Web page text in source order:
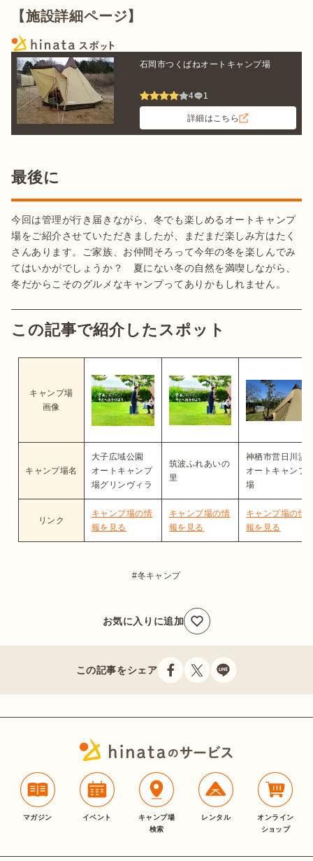
【施設詳細ページ】
石岡市つくばねオートキャンプ場
4 1
詳細はこちら
最後に
今回は管理が行き届きながら、冬でも楽しめるオートキャンプ
場をご紹介させていただきましたが、まだまだ楽しみ方はたく
さんあります。ご家族、お仲間そろって今年の冬を楽しんでみ
てはいかがでしょうか？　夏にない冬の自然を満喫しながら、
冬だからこそのグルメなキャンプってありかもしれません。
この記事で紹介したスポット
キャンプ場
画像
キャンプ場名
大子広域公園
オートキャンプ
場グリンヴィラ
筑波ふれあいの
里
神栖市営日川浜
オートキャンプ
場
リンク
キャンプ場の情
報を見る
キャンプ場の情
報を見る
キャンプ場の情
報を見る
冬キャンプ
お気に入りに追加
この記事をシェア
マガジン イベント
キャンプ場
検索
レンタル
オンライン
ショップ